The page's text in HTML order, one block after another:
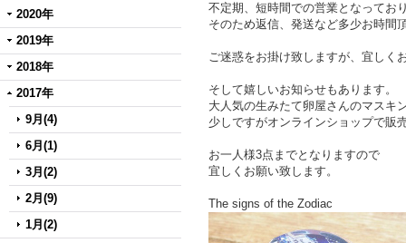
2020年
2019年
2018年
2017年
9月(4)
6月(1)
3月(2)
2月(9)
1月(2)
不定期、短時間での営業となってお
そのため返信、発送など多少お時間
ご迷惑をお掛け致しますが、宜しく
そして嬉しいお知らせもあります。
大人気の生みたて卵屋さんのマスキ
少しですがオンラインショップで販
お一人様3点までとなりますので
宜しくお願い致します。
The signs of the Zodiac